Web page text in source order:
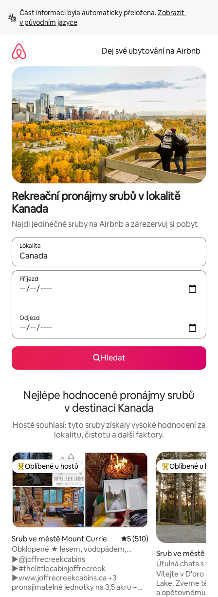
obsah
Část informací byla automaticky přeložena. Zobrazit
v původním jazyce
Dej své ubytování na Airbnb
Rekreační pronájmy srubů v lokalitě
Kanada
Najdi jedinečné sruby na Airbnb a zarezervuj si pobyt
Lokalita
Až budou výsledky k dispozici, můžeš si je procházet pomocí
Příjezd
Odjezd
Hledat
Nejlépe hodnocené pronájmy srubů
v destinaci Kanada
Hosté souhlasí: tyto sruby získaly vysoké hodnocení za
lokalitu, čistotu a další faktory.
Nejlepší v kategorii Oblíbené u hostů
Oblíbené u hostů
Srub ve městě Mount Currie Průměrné hodnocení 5 z 5,
5 (510)
Obklopené ★ lesem, vodopádem,
krbem a saunou
►@joffrecreekcabins
►#thelittlecabinjoffrecreek
►www.joffrecreekcabins.ca +3
pronajímatelné jednotky na 3,5 akru +
Nejlepší v
Oblíbené u
Srub ve městě
Útulná chata s
a jógovým
Vítejte v D'oro
Lake. Zveme tě k
a opětovnému